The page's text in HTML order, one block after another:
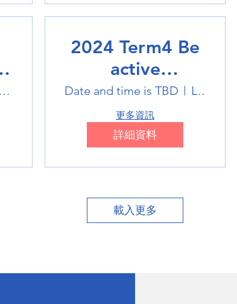
Stadium
2024 Term4 Be
active
Multisports club
Date and time is TBD Location is TBD
更多資訊
詳細資料
載入更多